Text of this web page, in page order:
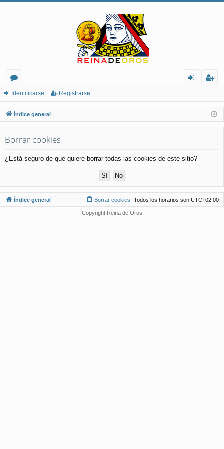
or
os
nt
ifi
rs
ist
ra
Identificarse Registrarse
Índice general
Borrar cookies
¿Está seguro de que quiere borrar todas las cookies de este sitio?
Índice general Todos los horarios son UTC+02:00
Borrar cookies
Copyright Reina de Oros